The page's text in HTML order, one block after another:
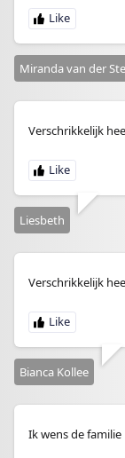
Miranda van der
Verschrikkelijk
Liesbeth
Verschrikkelijk
Bianca Kollee
Ik wens de